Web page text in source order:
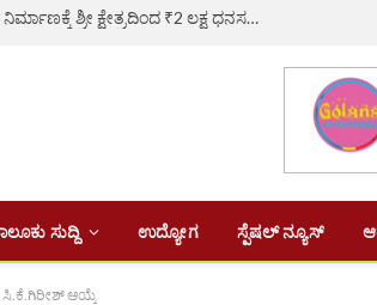
ಶೆಟ್ಟಿಹಳ್ಳಿ ಹಾಲು ಉತ್ಪಾದಕರ ಸಂಘದ ಕಟ್ಟಡ ನಿರ್ಮಾಣಕ್ಕೆ ಶ್ರೀ ಕ್ಷೇತ್ರದಿಂದ ₹2 ಲಕ್ಷ ಧನಸಹಾಯ
ಸುದ್ದಿ ಉದ್ಯೋಗ ಸ್ಪೆಷಲ್ ನ್ಯೂಸ್
ಸಿ.ಕೆ.ಗಿರೀಶ್ ಆಯ್ಕೆ